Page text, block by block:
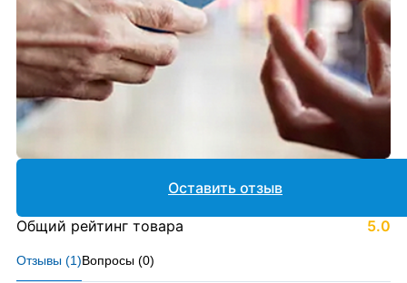
Отзывы (1)Вопросы (0)
Оставить отзыв
Общий рейтинг товара 5.0